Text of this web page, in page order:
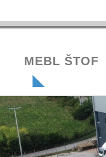
MEBL ŠTOF